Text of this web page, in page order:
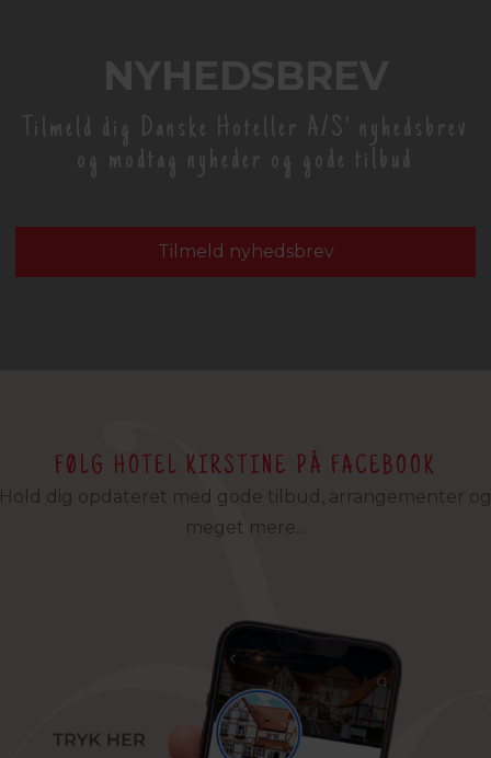
NYHEDSBREV
Tilmeld dig Danske Hoteller A/S' nyhedsbrev
og modtag nyheder og gode tilbud
Tilmeld nyhedsbrev
FØLG HOTEL KIRSTINE PÅ FACEBOOK
Hold dig opdateret med gode tilbud, arrangementer og
meget mere...